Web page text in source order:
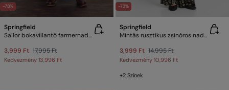
-78%
Springfield
Sailor bokavillantó farmernadrág
3,999 Ft 17,995 Ft
Kedvezmény 13,996 Ft
-73%
Springfield
Mintás rusztikus zsinóros nadrág
3,999 Ft 14,995 Ft
Kedvezmény 10,996 Ft
+2 Színek